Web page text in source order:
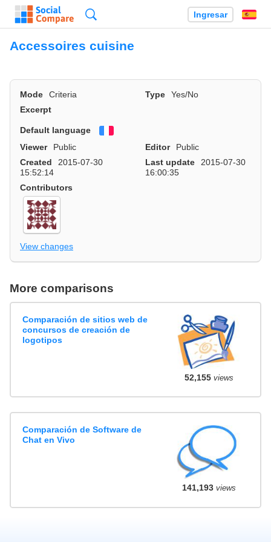
Ingresar
Accessoires cuisine
Mode Criteria Type
Yes/No
Excerpt
Default language
Viewer
Public Editor
Public
Created
2015-07-30
15:52:14
Last update
2015-07-30
16:00:35
Contributors
View changes
More comparisons
Comparación de sitios web de
concursos de creación de
logotipos
52,155views
Comparación de Software de
Chat en Vivo
141,193views